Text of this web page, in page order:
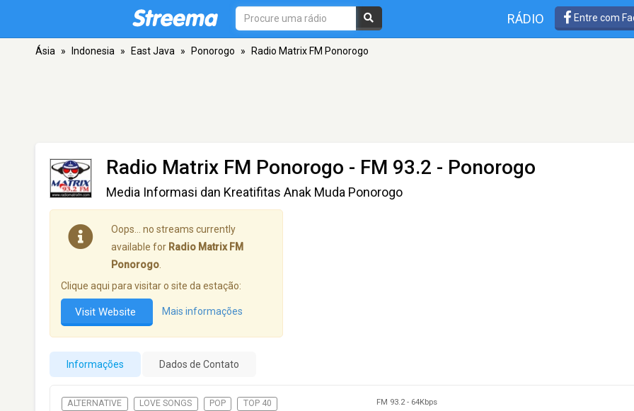
RÁDIO Entre com
Ásia » Indonesia » East Java » Ponorogo » Radio Matrix FM Ponorogo
Radio Matrix FM Ponorogo - FM 93.2 - Ponorogo
Media Informasi dan Kreatifitas Anak Muda Ponorogo
Oops… no streams currently
available for Radio Matrix FM
Ponorogo
Clique aqui para visitar o site da estação:
Visit Website Mais informações
Informações Dados de Contato
ALTERNATIVE LOVE SONGS POP TOP 40 FM 93.2- 64Kbps